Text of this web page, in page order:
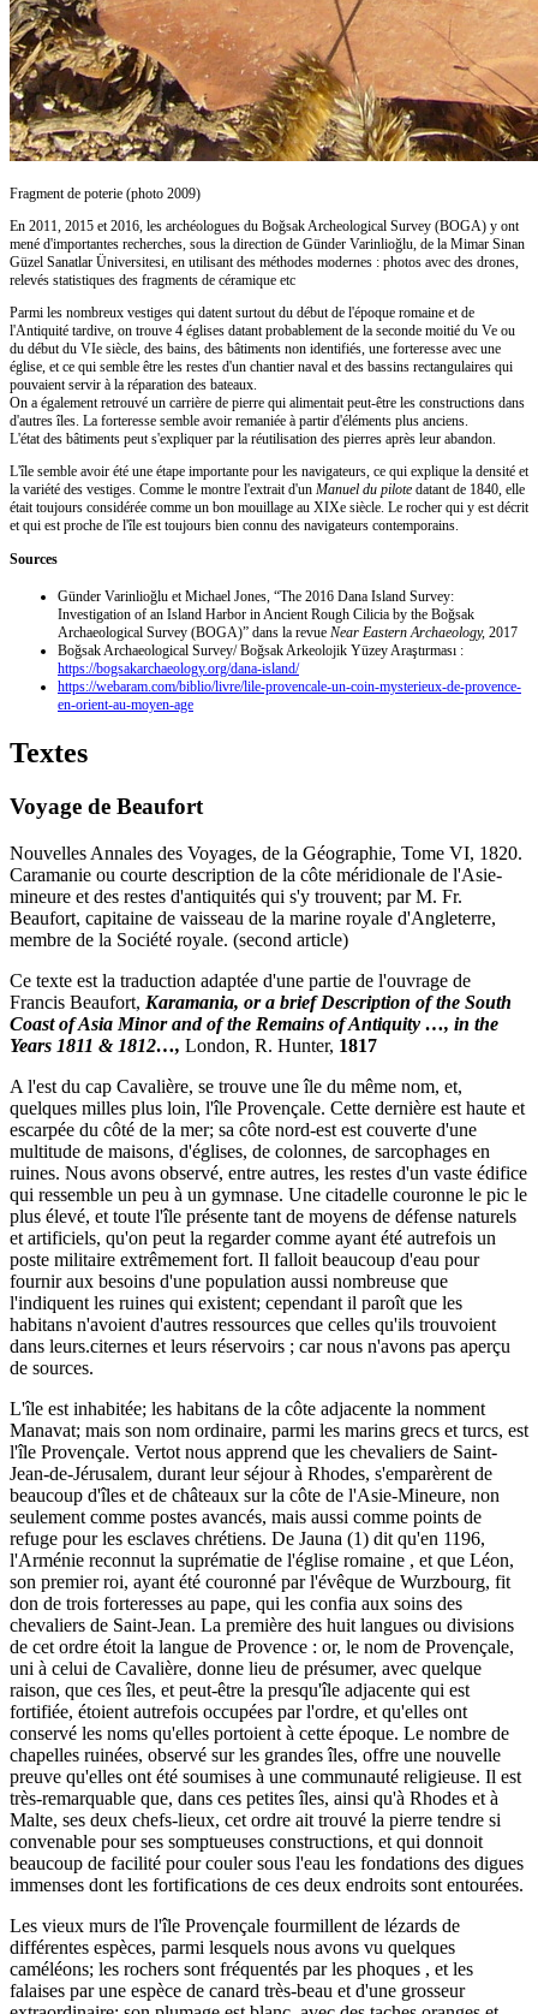
Fragment de poterie (photo 2009)
En 2011, 2015 et 2016, les archéologues du Boğsak Archeological Survey (BOGA) y ont
mené d'importantes recherches, sous la direction de Günder Varinlioğlu, de la Mimar Sinan
Güzel Sanatlar Üniversitesi, en utilisant des méthodes modernes : photos avec des drones,
relevés statistiques des fragments de céramique etc
Parmi les nombreux vestiges qui datent surtout du début de l'époque romaine et de
l'Antiquité tardive, on trouve 4 églises datant probablement de la seconde moitié du Ve ou
du début du VIe siècle, des bains, des bâtiments non identifiés, une forteresse avec une
église, et ce qui semble être les restes d'un chantier naval et des bassins rectangulaires qui
pouvaient servir à la réparation des bateaux.
On a également retrouvé un carrière de pierre qui alimentait peut-être les constructions dans
d'autres îles. La forteresse semble avoir remaniée à partir d'éléments plus anciens.
L'état des bâtiments peut s'expliquer par la réutilisation des pierres après leur abandon.
L'île semble avoir été une étape importante pour les navigateurs, ce qui explique la densité et
la variété des vestiges. Comme le montre l'extrait d'un Manuel du pilote datant de 1840, elle
était toujours considérée comme un bon mouillage au XIXe siècle. Le rocher qui y est décrit
et qui est proche de l'île est toujours bien connu des navigateurs contemporains.
Sources
Günder Varinlioğlu et Michael Jones, “The 2016 Dana Island Survey:
Investigation of an Island Harbor in Ancient Rough Cilicia by the Boğsak
Archaeological Survey (BOGA)” dans la revue Near Eastern Archaeology, 2017
Boğsak Archaeological Survey/ Boğsak Arkeolojik Yüzey Araştırması :
https://bogsakarchaeology.org/dana-island/
https://webaram.com/biblio/livre/lile-provencale-un-coin-mysterieux-de-provence-
en-orient-au-moyen-age
Textes
Voyage de Beaufort
Nouvelles Annales des Voyages, de la Géographie, Tome VI, 1820.
Caramanie ou courte description de la côte méridionale de l'Asie-
mineure et des restes d'antiquités qui s'y trouvent; par M. Fr.
Beaufort, capitaine de vaisseau de la marine royale d'Angleterre,
membre de la Société royale. (second article)
Ce texte est la traduction adaptée d'une partie de l'ouvrage de
Francis Beaufort, Karamania, or a brief Description of the South
Coast of Asia Minor and of the Remains of Antiquity …, in the
Years 1811 & 1812…, London, R. Hunter, 1817
A l'est du cap Cavalière, se trouve une île du même nom, et,
quelques milles plus loin, l'île Provençale. Cette dernière est haute et
escarpée du côté de la mer; sa côte nord-est est couverte d'une
multitude de maisons, d'églises, de colonnes, de sarcophages en
ruines. Nous avons observé, entre autres, les restes d'un vaste édifice
qui ressemble un peu à un gymnase. Une citadelle couronne le pic le
plus élevé, et toute l'île présente tant de moyens de défense naturels
et artificiels, qu'on peut la regarder comme ayant été autrefois un
poste militaire extrêmement fort. Il falloit beaucoup d'eau pour
fournir aux besoins d'une population aussi nombreuse que
l'indiquent les ruines qui existent; cependant il paroît que les
habitans n'avoient d'autres ressources que celles qu'ils trouvoient
dans leurs.citernes et leurs réservoirs ; car nous n'avons pas aperçu
de sources.
L'île est inhabitée; les habitans de la côte adjacente la nomment
Manavat; mais son nom ordinaire, parmi les marins grecs et turcs, est
l'île Provençale. Vertot nous apprend que les chevaliers de Saint-
Jean-de-Jérusalem, durant leur séjour à Rhodes, s'emparèrent de
beaucoup d'îles et de châteaux sur la côte de l'Asie-Mineure, non
seulement comme postes avancés, mais aussi comme points de
refuge pour les esclaves chrétiens. De Jauna (1) dit qu'en 1196,
l'Arménie reconnut la suprématie de l'église romaine , et que Léon,
son premier roi, ayant été couronné par l'évêque de Wurzbourg, fit
don de trois forteresses au pape, qui les confia aux soins des
chevaliers de Saint-Jean. La première des huit langues ou divisions
de cet ordre étoit la langue de Provence : or, le nom de Provençale,
uni à celui de Cavalière, donne lieu de présumer, avec quelque
raison, que ces îles, et peut-être la presqu'île adjacente qui est
fortifiée, étoient autrefois occupées par l'ordre, et qu'elles ont
conservé les noms qu'elles portoient à cette époque. Le nombre de
chapelles ruinées, observé sur les grandes îles, offre une nouvelle
preuve qu'elles ont été soumises à une communauté religieuse. Il est
très-remarquable que, dans ces petites îles, ainsi qu'à Rhodes et à
Malte, ses deux chefs-lieux, cet ordre ait trouvé la pierre tendre si
convenable pour ses somptueuses constructions, et qui donnoit
beaucoup de facilité pour couler sous l'eau les fondations des digues
immenses dont les fortifications de ces deux endroits sont entourées.
Les vieux murs de l'île Provençale fourmillent de lézards de
différentes espèces, parmi lesquels nous avons vu quelques
caméléons; les rochers sont fréquentés par les phoques , et les
falaises par une espèce de canard très-beau et d'une grosseur